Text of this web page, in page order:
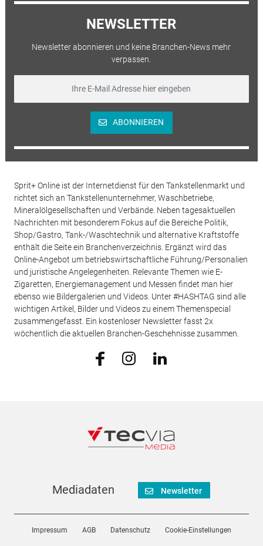
NEWSLETTER
Newsletter abonnieren und keine Branchen-News mehr
verpassen.
ABONNIEREN
Sprit+ Online ist der Internetdienst für den Tankstellenmarkt und
richtet sich an Tankstellenunternehmer, Waschbetriebe,
Mineralölgesellschaften und Verbände. Neben tagesaktuellen
Nachrichten mit besonderem Fokus auf die Bereiche Politik,
Shop/Gastro, Tank-/Waschtechnik und alternative Kraftstoffe
enthält die Seite ein Branchenverzeichnis. Ergänzt wird das
Online-Angebot um betriebswirtschaftliche Führung/Personalien
und juristische Angelegenheiten. Relevante Themen wie E-
Zigaretten, Energiemanagement und Messen findet man hier
ebenso wie Bildergalerien und Videos. Unter #HASHTAG sind alle
wichtigen Artikel, Bilder und Videos zu einem Themenspecial
zusammengefasst. Ein kostenloser Newsletter fasst 2x
wöchentlich die aktuellen Branchen-Geschehnisse zusammen.
Mediadaten Newsletter
Impressum AGB Datenschutz Cookie-Einstellungen